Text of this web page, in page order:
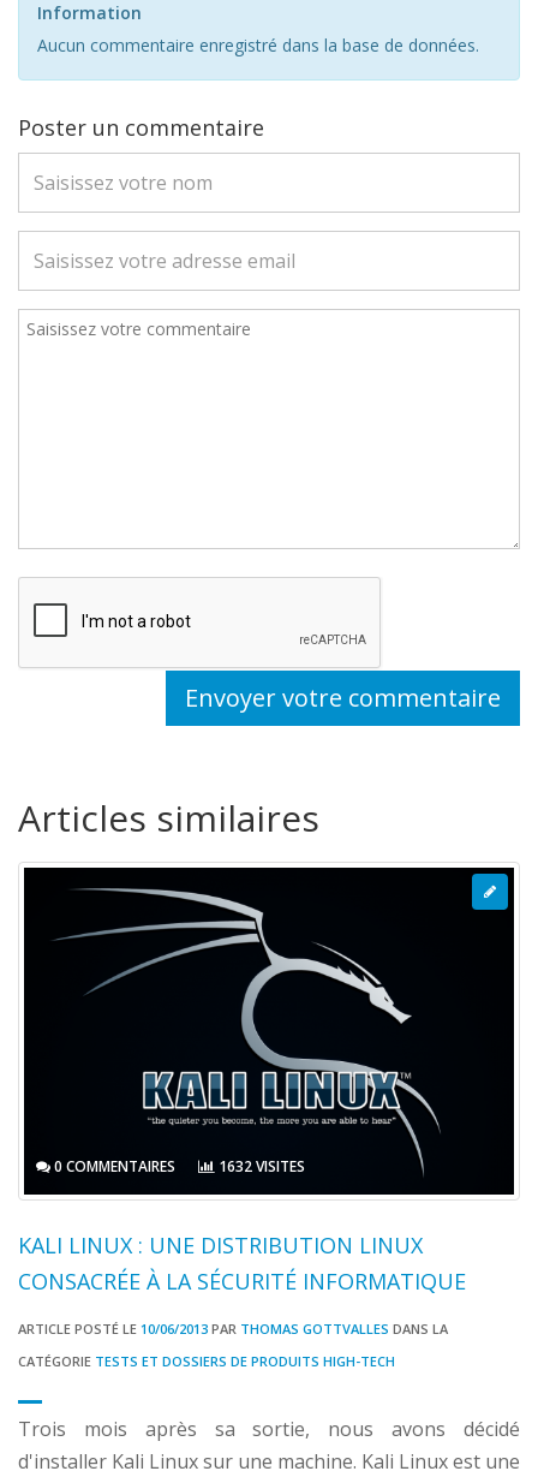
Information
Aucun commentaire enregistré dans la base de données.
Poster un commentaire
Envoyer votre commentaire
Articles similaires
0 COMMENTAIRES 1632 VISITES
KALI LINUX : UNE DISTRIBUTION LINUX
CONSACRÉE À LA SÉCURITÉ INFORMATIQUE
ARTICLE POSTÉ LE 10/06/2013 PAR THOMAS GOTTVALLES DANS LA
CATÉGORIE TESTS ET DOSSIERS DE PRODUITS HIGH-TECH
Trois mois après sa sortie, nous avons décidé
d'installer Kali Linux sur une machine. Kali Linux est une